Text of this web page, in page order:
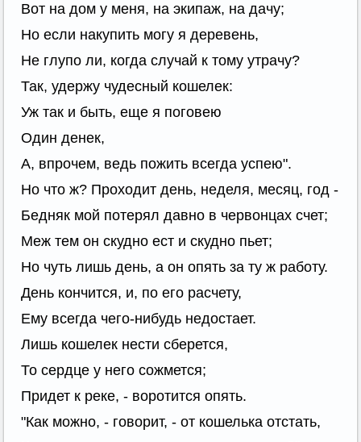
Вот на дом у меня, на экипаж, на дачу;
Но если накупить могу я деревень,
Не глупо ли, когда случай к тому утрачу?
Так, удержу чудесный кошелек:
Уж так и быть, еще я поговею
Один денек,
А, впрочем, ведь пожить всегда успею".
Но что ж? Проходит день, неделя, месяц, год -
Бедняк мой потерял давно в червонцах счет;
Меж тем он скудно ест и скудно пьет;
Но чуть лишь день, а он опять за ту ж работу.
День кончится, и, по его расчету,
Ему всегда чего-нибудь недостает.
Лишь кошелек нести сберется,
То сердце у него сожмется;
Придет к реке, - воротится опять.
"Как можно, - говорит, - от кошелька отстать,